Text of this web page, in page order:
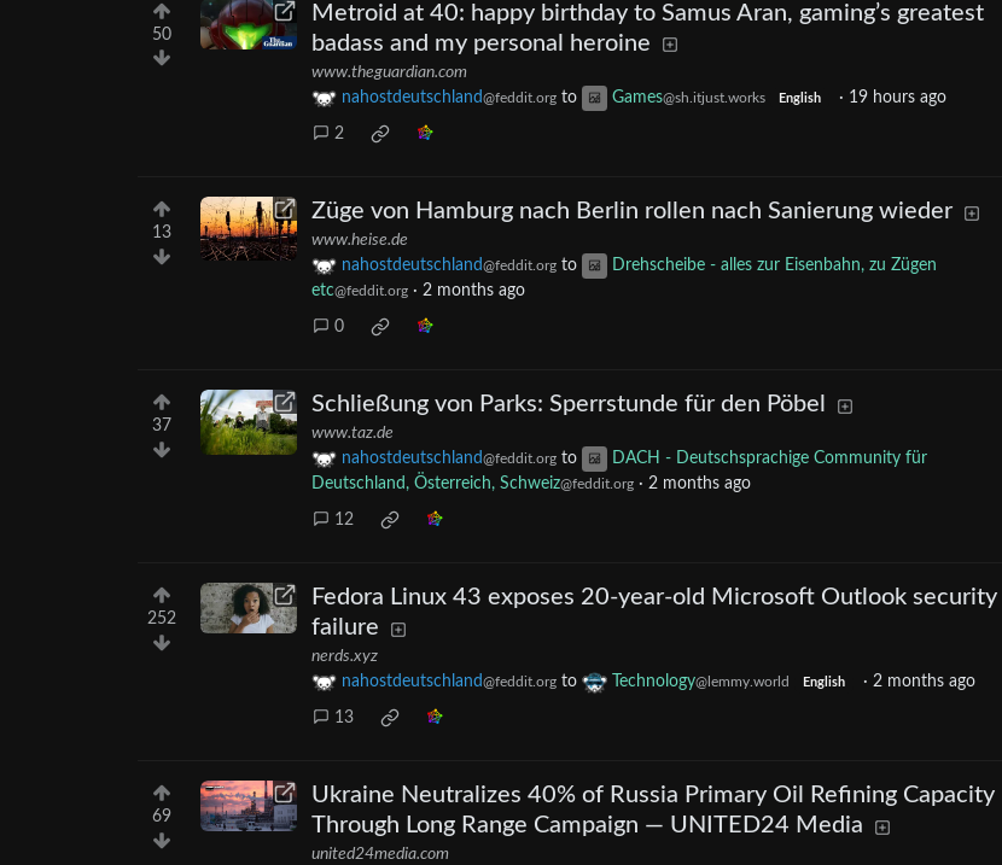
50
Metroid at 40: happy birthday to Samus Aran, gaming’s greatest
badass and my personal heroine
www.theguardian.com
nahostdeutschland@feddit.org to Games@sh.itjust.works English · 19 hours ago
2
13
Züge von Hamburg nach Berlin rollen nach Sanierung wieder
www.heise.de
nahostdeutschland@feddit.org to
Drehscheibe - alles zur Eisenbahn, zu Zügen
etc@feddit.org · 2 months ago
0
37
Schließung von Parks: Sperrstunde für den Pöbel
www.taz.de
nahostdeutschland@feddit.org to
DACH - Deutschsprachige Community für
Deutschland, Österreich, Schweiz@feddit.org · 2 months ago
12
252
Fedora Linux 43 exposes 20-year-old Microsoft Outlook security
failure
nerds.xyz
nahostdeutschland@feddit.org to Technology@lemmy.world English · 2 months ago
13
69
Ukraine Neutralizes 40% of Russia Primary Oil Refining Capacity
Through Long Range Campaign — UNITED24 Media
united24media.com